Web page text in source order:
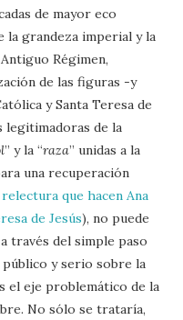
de mayor eco
la grandeza imperial y la
Régimen,
de las figuras -y
y Santa Teresa de
legitimadoras de la
” y la “raza” unidas a la
una recuperación
relectura que hacen Ana
de Jesús), no puede
través del simple paso
y serio sobre la
el eje problemático de la
No sólo se trataría,